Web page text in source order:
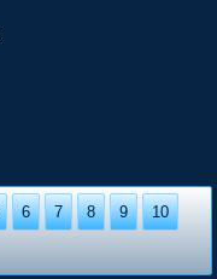
6 7 8 9 10